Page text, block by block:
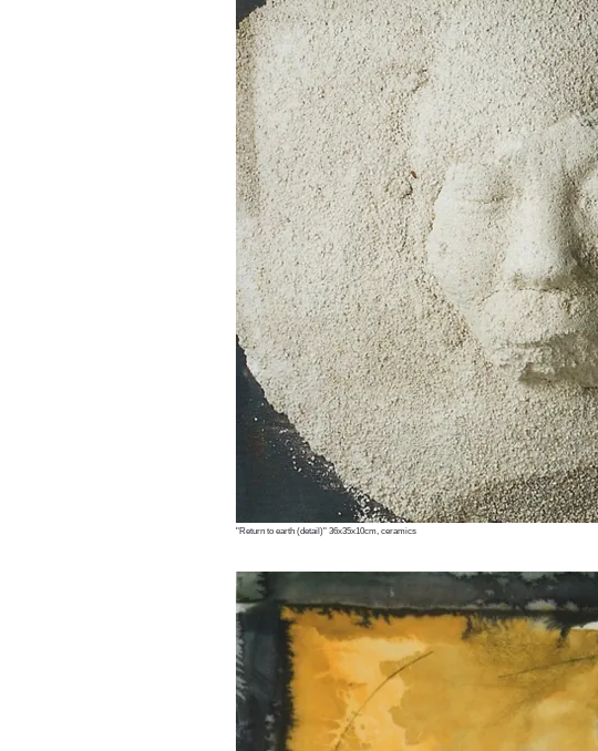
"Return to earth (detail)" 36x35x10cm, ceramics